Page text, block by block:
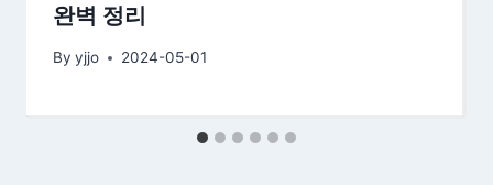
완벽 정리
By yjjo 2024-05-01